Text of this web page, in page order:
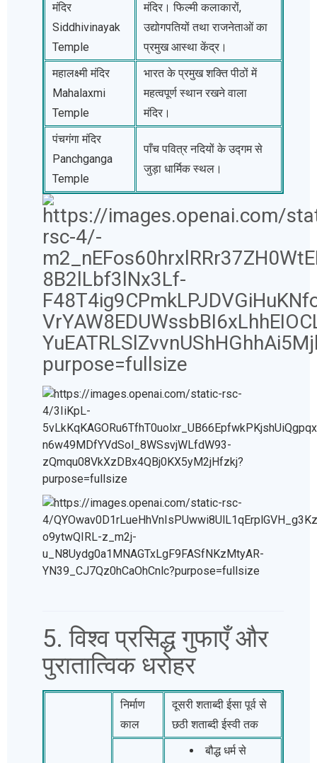
मंदिर
Siddhivinayak
Temple
मंदिर। फिल्मी कलाकारों,
उद्योगपतियों तथा राजनेताओं का
प्रमुख आस्था केंद्र।
महालक्ष्मी मंदिर
Mahalaxmi
Temple
भारत के प्रमुख शक्ति पीठों में
महत्वपूर्ण स्थान रखने वाला
मंदिर।
पंचगंगा मंदिर
Panchganga
Temple
पाँच पवित्र नदियों के उद्गम से
जुड़ा धार्मिक स्थल।
5. विश्व प्रसिद्ध गुफाएँ और
पुरातात्विक धरोहर
निर्माण
काल
दूसरी शताब्दी ईसा पूर्व से
छठी शताब्दी ईस्वी तक
बौद्ध धर्म से